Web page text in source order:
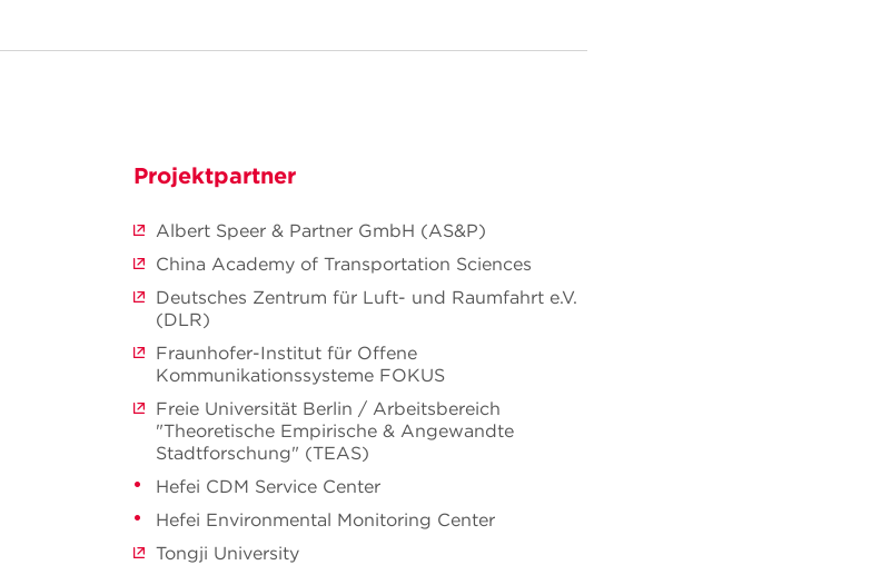
Projektpartner
Albert Speer & Partner GmbH (AS&P)
China Academy of Transportation Sciences
Deutsches Zentrum für Luft- und Raumfahrt e.V.
(DLR)
Fraunhofer-Institut für Offene
Kommunikationssysteme FOKUS
Freie Universität Berlin / Arbeitsbereich
"Theoretische Empirische & Angewandte
Stadtforschung" (TEAS)
Hefei CDM Service Center
Hefei Environmental Monitoring Center
Tongji University